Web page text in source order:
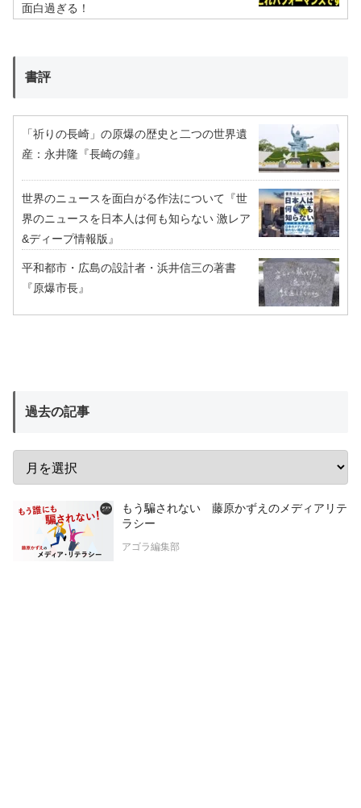
面白過ぎる！
書評
「祈りの長崎」の原爆の歴史と二つの世界遺
産：永井隆『長崎の鐘』
世界のニュースを面白がる作法について『世
界のニュースを日本人は何も知らない 激レア
&ディープ情報版』
平和都市・広島の設計者・浜井信三の著書
『原爆市長』
過去の記事
もう騙されない 藤原かずえのメディアリテ
ラシー
アゴラ編集部